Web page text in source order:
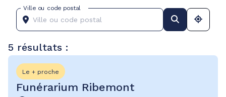
Ville ou code postal
5 résultats :
Le + proche
Funérarium Ribemont